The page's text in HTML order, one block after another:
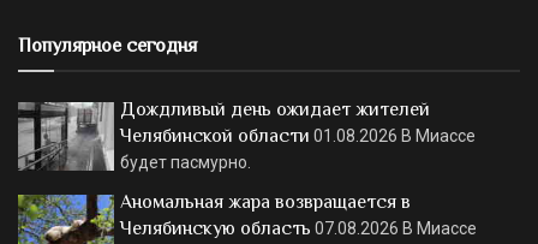
Популярное сегодня
Дождливый день ожидает жителей
Челябинской области 01.08.2026 В Миассе
будет пасмурно.
Аномальная жара возвращается в
Челябинскую область 07.08.2026 В Миассе